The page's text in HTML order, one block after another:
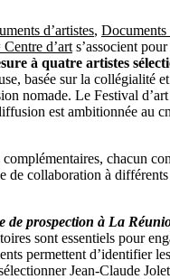
d’artistes, Documents
d’art s’associent
à quatre artistes
basée sur la
nomade. Le Festival
est ambitionnée au
chacun
de collaboration à
de prospection à La
sont essentiels pour
permettent d’identifier
Jean-Claude